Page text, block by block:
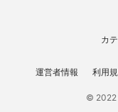
カ
運営者情報 利用
© 2022